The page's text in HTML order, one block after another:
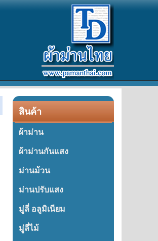
สินค้า
ผ้าม่าน
ผ้าม่านกันแสง
ม่านม้วน
ม่านปรับแสง
มู่ลี่ อลูมิเนียม
มู่ลี่ไม้